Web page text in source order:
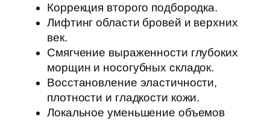
Коррекция второго подбородка.
Лифтинг области бровей и верхних
век.
Смягчение выраженности глубоких
морщин и носогубных складок.
Восстановление эластичности,
плотности и гладкости кожи.
Локальное уменьшение объемов